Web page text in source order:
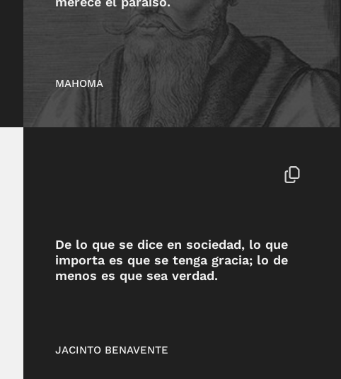
MAHOMA
De lo que se dice en sociedad, lo que
importa es que se tenga gracia; lo de
menos es que sea verdad.
JACINTO BENAVENTE